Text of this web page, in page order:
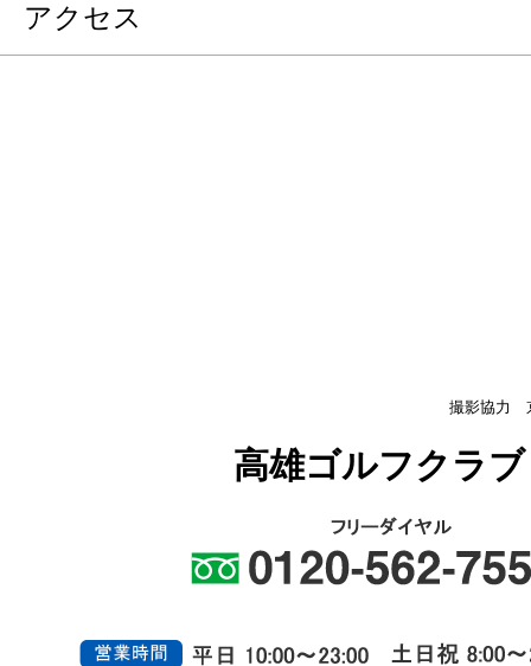
アクセス
撮影協力
高雄ゴルフクラブ